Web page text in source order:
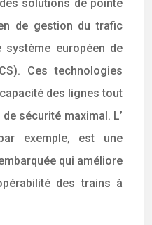
solutions de pointe
de gestion du trafic
système européen de
Ces technologies
des lignes tout
sécurité maximal. L’
exemple, est une
qui améliore
des trains à